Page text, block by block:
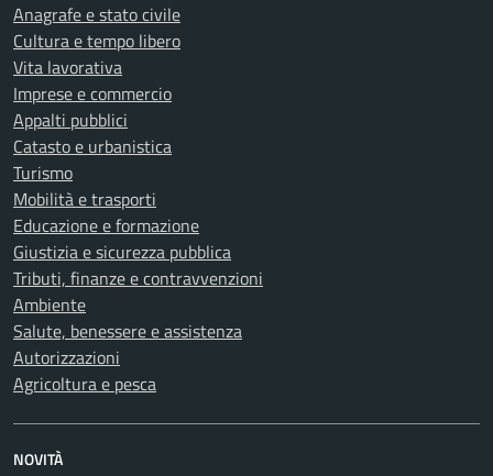
Anagrafe e stato civile
Cultura e tempo libero
Vita lavorativa
Imprese e commercio
Appalti pubblici
Catasto e urbanistica
Turismo
Mobilità e trasporti
Educazione e formazione
Giustizia e sicurezza pubblica
Tributi, finanze e contravvenzioni
Ambiente
Salute, benessere e assistenza
Autorizzazioni
Agricoltura e pesca
NOVITÀ